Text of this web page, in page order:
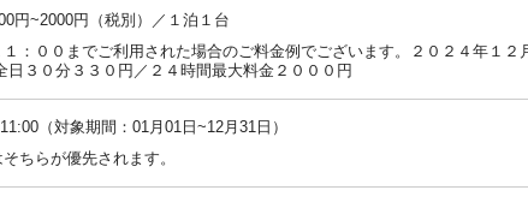
~2000円（税別）／１泊１台
：００までご利用された場合のご料金例でございます。２０２４年１２
３０分３３０円／２４時間最大料金２０００円
（対象期間：01月01日~12月31日）
ちらが優先されます。